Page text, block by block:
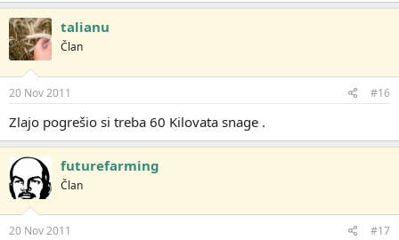
talianu
Član
20 Nov 2011 #16
Zlajo pogrešio si treba 60 Kilovata snage .
futurefarming
Član
20 Nov 2011 #17